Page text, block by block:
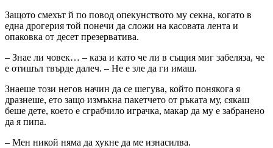
Защото смехът й по повод опекунството му секна, когато в
една дрогерия той понечи да сложи на касовата лента и
опаковка от десет презерватива.
– Знае ли човек… – каза и като че ли в същия миг забеляза, че
е отишъл твърде далеч. – Не е зле да ги имаш.
Знаеше този негов начин да се шегува, който понякога я
дразнеше, ето защо измъкна пакетчето от ръката му, сякаш
беше дете, което е сграбчило играчка, макар да му е забранено
да я пипа.
– Мен никой няма да хукне да ме изнасилва.